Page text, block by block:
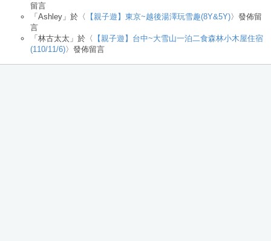
留言
「 Ashley 」於〈 【親子遊】東京~越後湯澤玩雪趣(8Y&5Y)〉發佈留
言
「 林古太太 」於〈
【親子遊】台中~大雪山一泊二食森林小木屋住宿
(110/11/6)〉發佈留言